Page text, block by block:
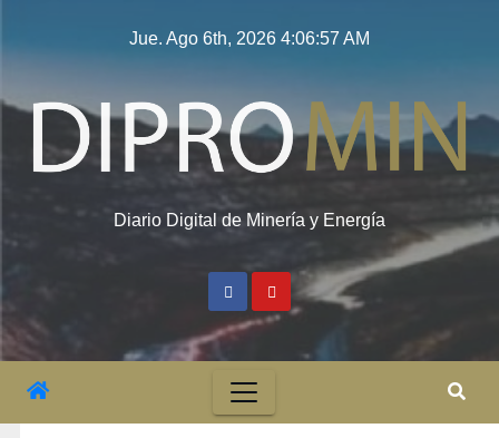
Jue. Ago 6th, 2026 4:06:58 AM
Diario Digital de Minería y Energía